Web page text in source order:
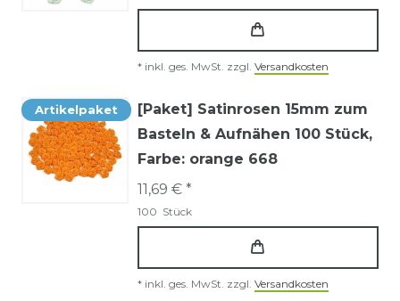
* inkl. ges. MwSt. zzgl. Versandkosten
Artikelpaket
[Paket] Satinrosen 15mm zum
Basteln & Aufnähen 100 Stück,
Farbe: orange 668
11,69 € *
100 Stück
* inkl. ges. MwSt. zzgl. Versandkosten